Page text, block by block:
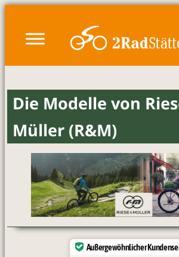
springen
Die Modelle von
Müller (R&M)
Außergewöhnlicher